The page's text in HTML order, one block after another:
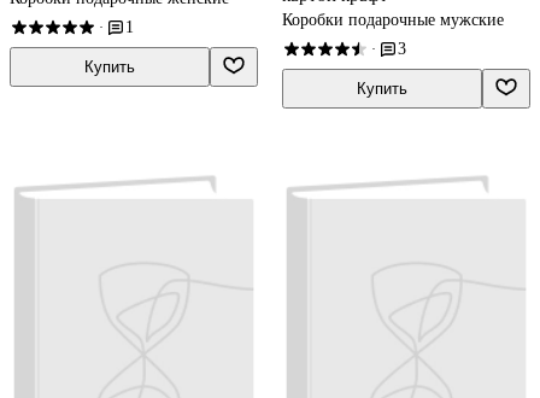
· 1
Купить
Коробки подарочные мужские
· 3
Купить